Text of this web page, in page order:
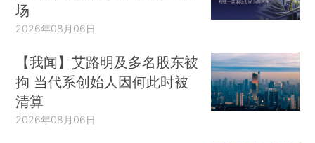
场
2026年08月06日
【我闻】艾路明及多名股东被
拘 当代系创始人因何此时被
清算
2026年08月06日